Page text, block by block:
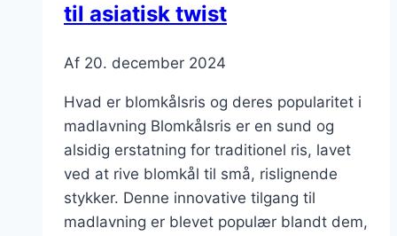
til asiatisk twist
Af 20. december 2024
Hvad er blomkålsris og deres popularitet i
madlavning Blomkålsris er en sund og
alsidig erstatning for traditionel ris, lavet
ved at rive blomkål til små, rislignende
stykker. Denne innovative tilgang til
madlavning er blevet populær blandt dem,